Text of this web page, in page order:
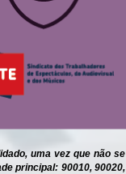
uma vez que não se
principal: 90010, 90020,